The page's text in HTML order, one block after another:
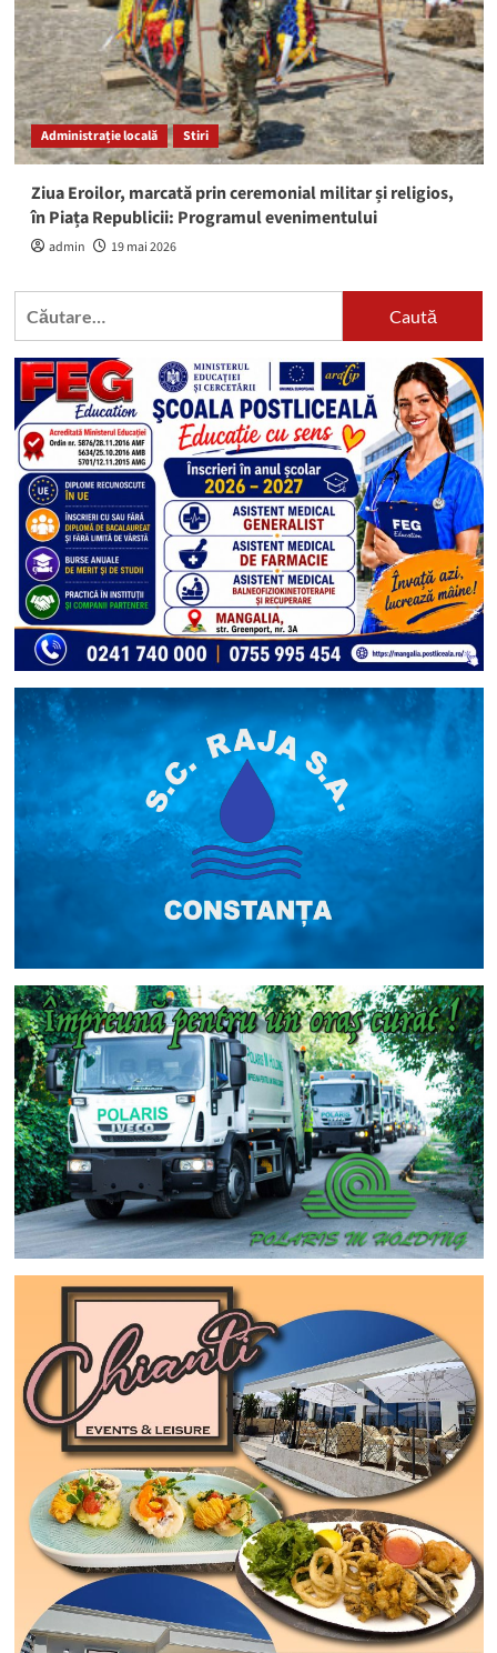
Administrație locală Stiri
Ziua Eroilor, marcată prin ceremonial militar și religios,
în Piața Republicii: Programul evenimentului
admin 19 mai 2026
Caută